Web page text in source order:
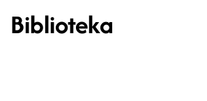
Biblioteka